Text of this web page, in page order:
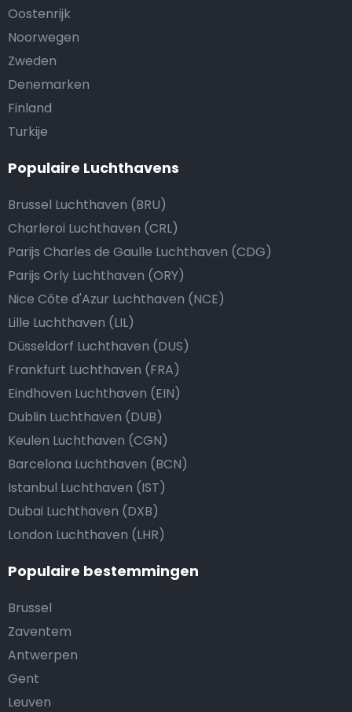
Oostenrijk
Noorwegen
Zweden
Denemarken
Finland
Turkije
Populaire Luchthavens
Brussel Luchthaven (BRU)
Charleroi Luchthaven (CRL)
Parijs Charles de Gaulle Luchthaven (CDG)
Parijs Orly Luchthaven (ORY)
Nice Côte d'Azur Luchthaven (NCE)
Lille Luchthaven (LIL)
Düsseldorf Luchthaven (DUS)
Frankfurt Luchthaven (FRA)
Eindhoven Luchthaven (EIN)
Dublin Luchthaven (DUB)
Keulen Luchthaven (CGN)
Barcelona Luchthaven (BCN)
Istanbul Luchthaven (IST)
Dubai Luchthaven (DXB)
London Luchthaven (LHR)
Populaire bestemmingen
Brussel
Zaventem
Antwerpen
Gent
Leuven